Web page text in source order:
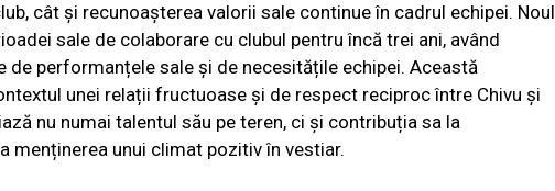
cât și recunoașterea valorii sale continue în cadrul echipei. Noul
sale de colaborare cu clubul pentru încă trei ani, având
de performanțele sale și de necesitățile echipei. Această
unei relații fructuoase și de respect reciproc între Chivu și
nu numai talentul său pe teren, ci și contribuția sa la
menținerea unui climat pozitiv în vestiar.